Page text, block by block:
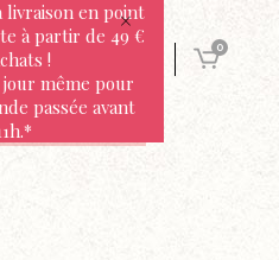
0
en point
à partir de 49 €
!
même pour
passée avant